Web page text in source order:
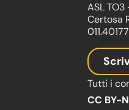
ASL
Certosa
Tutti i
CC BY-